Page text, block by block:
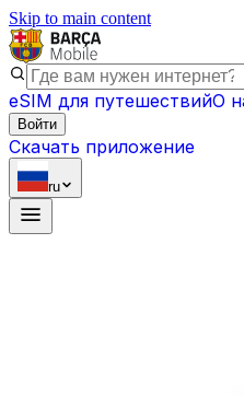
Skip to main content
eSIM для путешествийО
Войти
Скачать приложение
ru